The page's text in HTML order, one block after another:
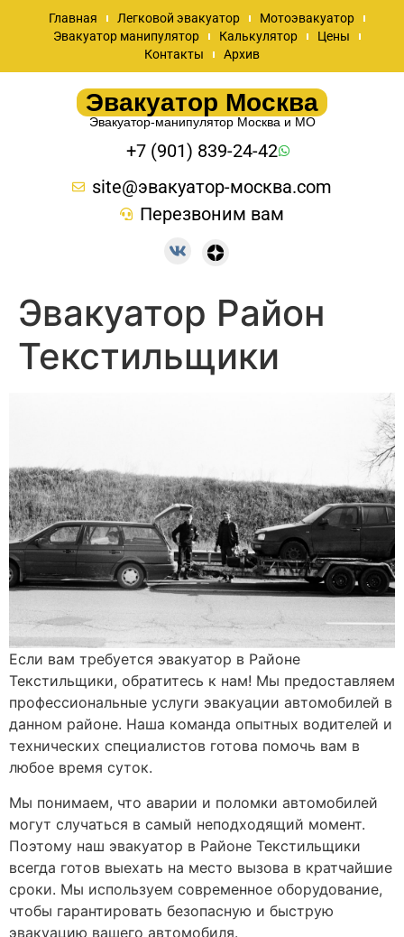
Главная Легковой эвакуатор
Мотоэвакуатор
Эвакуатор манипулятор
Калькулятор
Цены
Контакты
Архив
Эвакуатор Москва
Эвакуатор-манипулятор Москва и МО
+7 (901) 839-24-42
site@эвакуатор-москва.com
Перезвоним вам
Эвакуатор Район
Текстильщики
Если вам требуется эвакуатор в Районе
Текстильщики, обратитесь к нам! Мы предоставляем
профессиональные услуги эвакуации автомобилей в
данном районе. Наша команда опытных водителей и
технических специалистов готова помочь вам в
любое время суток.
Мы понимаем, что аварии и поломки автомобилей
могут случаться в самый неподходящий момент.
Поэтому наш эвакуатор в Районе Текстильщики
всегда готов выехать на место вызова в кратчайшие
сроки. Мы используем современное оборудование,
чтобы гарантировать безопасную и быструю
эвакуацию вашего автомобиля.